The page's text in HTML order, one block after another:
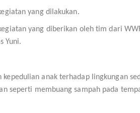
yang dilakukan.
yang diberikan oleh tim dari
Yuni.
anak terhadap lingkungan
seperti membuang sampah pada